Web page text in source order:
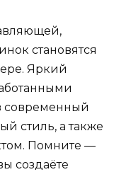
становятся
Яркий
современный
стиль, а также
Помните —
создаёте